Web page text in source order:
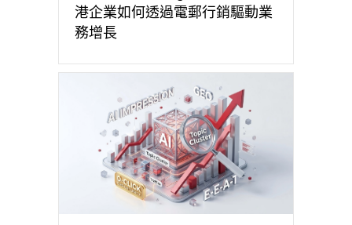
港企業如何透過電郵行銷驅動業
務增長